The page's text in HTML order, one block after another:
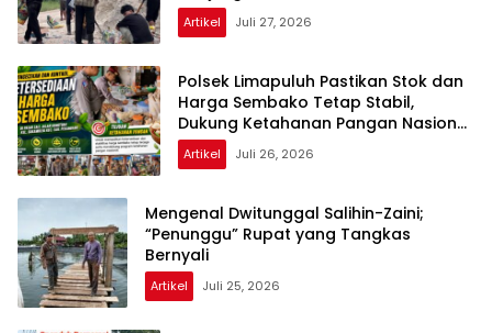
Artikel Juli 27, 2026
Polsek Limapuluh Pastikan Stok dan
Harga Sembako Tetap Stabil,
Dukung Ketahanan Pangan Nasional
di Akhir Pekan
Artikel Juli 26, 2026
Mengenal Dwitunggal Salihin-Zaini;
“Penunggu” Rupat yang Tangkas
Bernyali
Artikel Juli 25, 2026